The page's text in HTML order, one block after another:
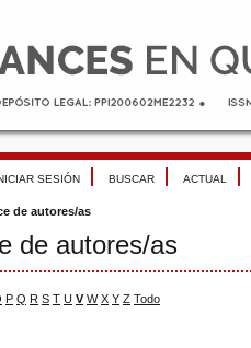
SESIÓN BUSCAR ACTUAL
de autores/as
de autores/as
P Q R S T U V W X Y Z Todo